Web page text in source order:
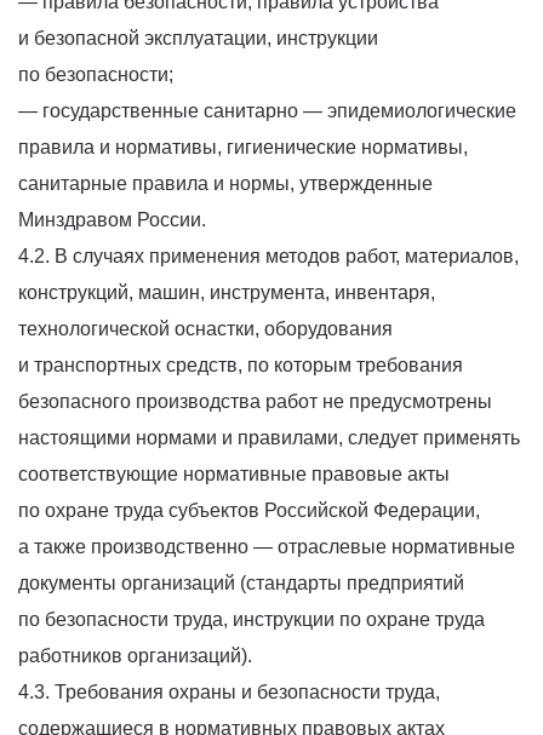
и безопасной эксплуатации, инструкции
по безопасности;
— государственные санитарно — эпидемиологические
правила и нормативы, гигиенические нормативы,
санитарные правила и нормы, утвержденные
Минздравом России.
4.2. В случаях применения методов работ, материалов,
конструкций, машин, инструмента, инвентаря,
технологической оснастки, оборудования
и транспортных средств, по которым требования
безопасного производства работ не предусмотрены
настоящими нормами и правилами, следует применять
соответствующие нормативные правовые акты
по охране труда субъектов Российской Федерации,
а также производственно — отраслевые нормативные
документы организаций (стандарты предприятий
по безопасности труда, инструкции по охране труда
работников организаций).
4.3. Требования охраны и безопасности труда,
содержащиеся в нормативных правовых актах